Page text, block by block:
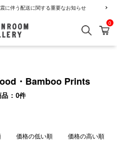
に伴う配送に関する重要なお知らせ
検索 カ
0
・Bamboo Prints
0件
価格の低い順 価格の高い順